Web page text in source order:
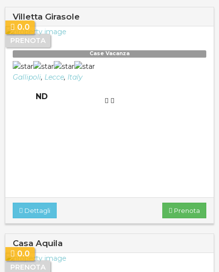
Villetta Girasole
PRENOTA
0.0
Case Vacanza
Gallipoli, Lecce, Italy
ND
Prenota
Dettagli
Casa Aquila
PRENOTA
0.0